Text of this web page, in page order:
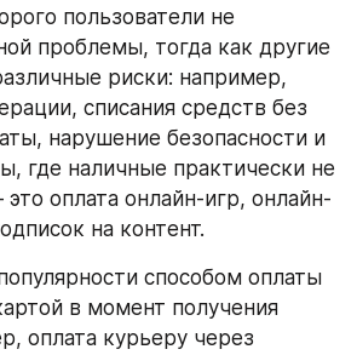
пользователи не
проблемы, тогда как другие
риски: например,
списания средств без
нарушение безопасности и
где наличные практически не
оплата онлайн-игр, онлайн-
на контент.
способом оплаты
в момент получения
оплата курьеру через